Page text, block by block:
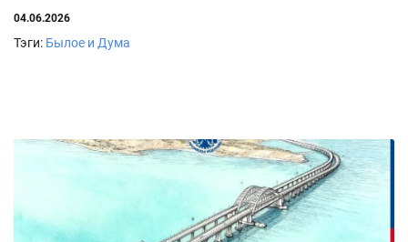
04.06.2026
Тэги: Былое и Дума